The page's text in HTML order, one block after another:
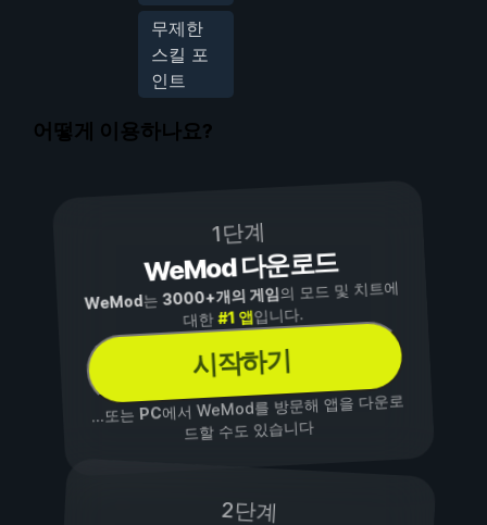
무제한
스킬 포
인트
어떻게 이용하나요?
1단계
WeMod 다운로드
WeMod는3000+개의 게임의 모드 및 치트에
대한#1 앱입니다.
시작하기
...또는PC에서 WeMod를 방문해 앱을 다운로
드할 수도 있습니다
2단계